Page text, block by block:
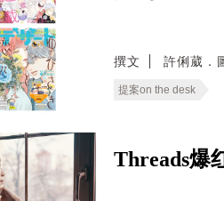
撰文 許俐葳．
提案on the desk
Threads爆